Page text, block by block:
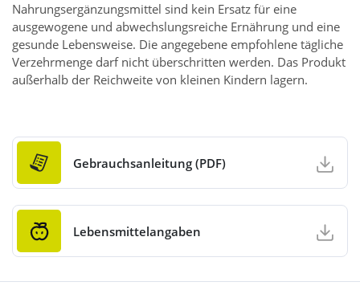
Nahrungsergänzungsmittel sind kein Ersatz für eine
ausgewogene und abwechslungsreiche Ernährung und eine
gesunde Lebensweise. Die angegebene empfohlene tägliche
Verzehrmenge darf nicht überschritten werden. Das Produkt
außerhalb der Reichweite von kleinen Kindern lagern.
Gebrauchsanleitung (PDF)
Lebensmittelangaben